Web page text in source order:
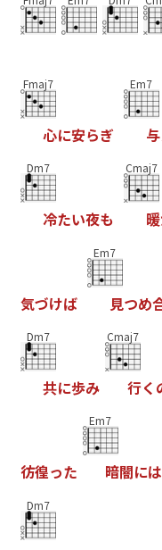
Fmaj7
心に安らぎ
Em7
与
Dm7
冷たい夜も
Cmaj7
暖
気づけば
Em7
見つめ
Dm7
共に歩み
Cmaj7
行く
彷徨った
Em7
暗闇には
Dm7